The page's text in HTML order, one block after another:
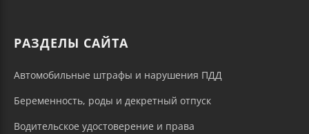
РАЗДЕЛЫ САЙТА
Автомобильные штрафы и нарушения ПДД
Беременность, роды и декретный отпуск
Водительское удостоверение и права